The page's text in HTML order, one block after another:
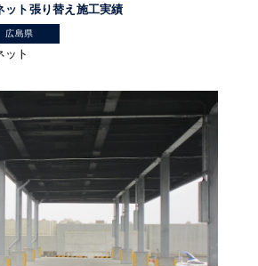
ット張り替え施工実績
広島県
ット